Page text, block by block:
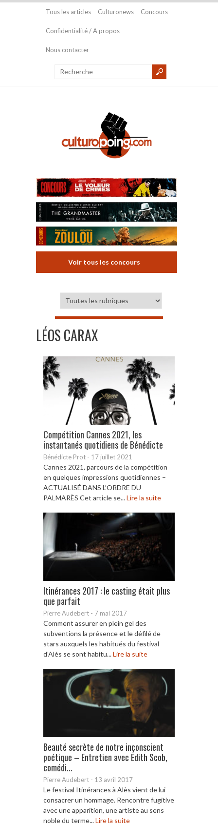
Tous les articles Culturonews Concours
Confidentialité / A propos
Nous contacter
Voir tous les concours
LÉOS CARAX
Compétition Cannes 2021, les
instantanés quotidiens de Bénédicte
Bénédicte Prot - 17 juillet 2021
Cannes 2021, parcours de la compétition
en quelques impressions quotidiennes –
ACTUALISÉ DANS L’ORDRE DU
PALMARÈS Cet article se...Lire la suite
Itinérances 2017 : le casting était plus
que parfait
Pierre Audebert - 7 mai 2017
Comment assurer en plein gel des
subventions la présence et le défilé de
stars auxquels les habitués du festival
d’Alès se sont habitu...Lire la suite
Beauté secrète de notre inconscient
poétique – Entretien avec Édith Scob,
comédi...
Pierre Audebert - 13 avril 2017
Le festival Itinérances à Alès vient de lui
consacrer un hommage. Rencontre fugitive
avec une apparition, une artiste au sens
noble du terme...Lire la suite